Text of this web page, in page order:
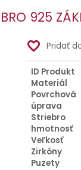
925
favorite_border Pridať
ID Produkt
Materiál
Povrchová
úprava
Striebro
hmotnosť
Veľkosť
Zirkóny
Puzety